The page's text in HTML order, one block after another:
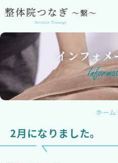
ホーム
2月になりました。